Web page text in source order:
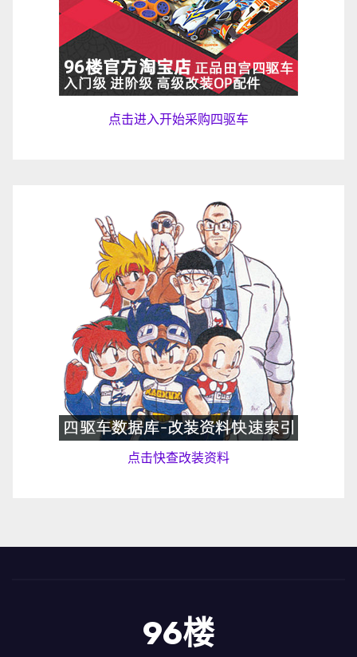
点击进入开始采购四驱车
点击快查改装资料
96楼